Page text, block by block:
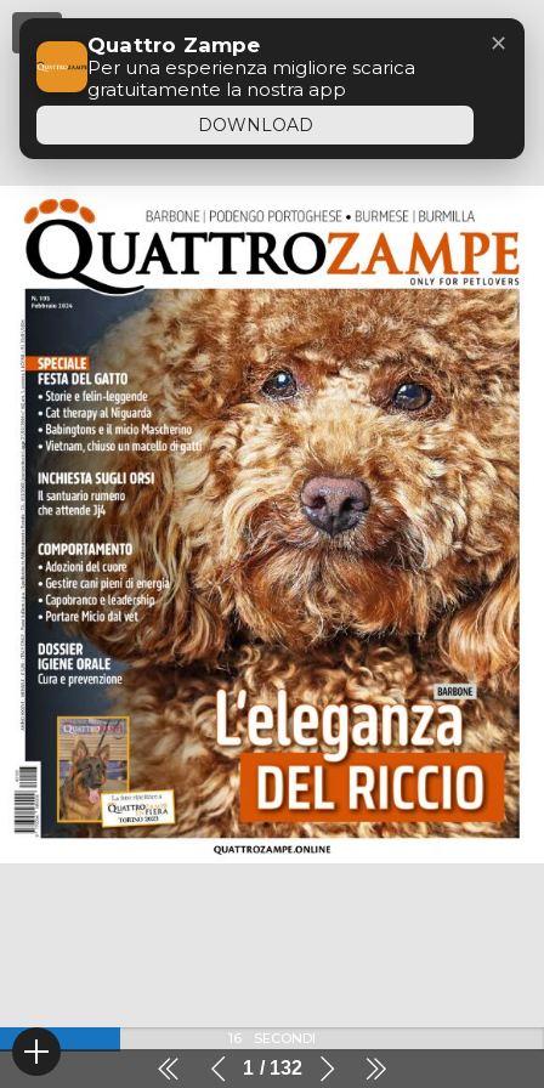
1 132
16 SECONDI
Quattro Zampe
Per una esperienza migliore scarica
gratuitamente la nostra app
DOWNLOAD
✕
Menu